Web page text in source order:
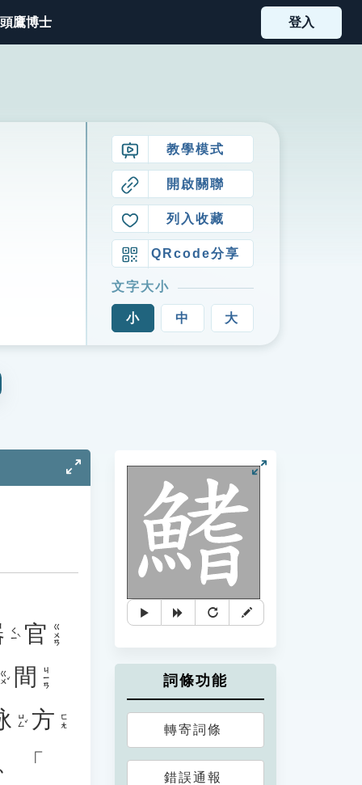
鷹博士 登入
教學模式
開啟關聯
列入收藏
QRcode分享
文字大小
小 中 大
ㄑㄧˋ 官 ㄍㄨㄢ
ㄍㄨˇ 間 ㄐㄧㄢ
ㄩㄥˇ 方 ㄈㄤ
「
詞條功能
轉寄詞條
錯誤通報